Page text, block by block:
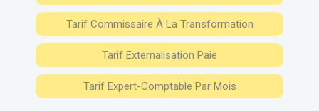
Tarif Commissaire À La Transformation
Tarif Externalisation Paie
Tarif Expert-Comptable Par Mois